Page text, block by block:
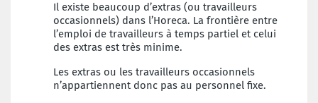
Il existe beaucoup d’extras (ou travailleurs
occasionnels) dans l’Horeca. La frontière entre
l’emploi de travailleurs à temps partiel et celui
des extras est très minime.
Les extras ou les travailleurs occasionnels
n’appartiennent donc pas au personnel fixe.